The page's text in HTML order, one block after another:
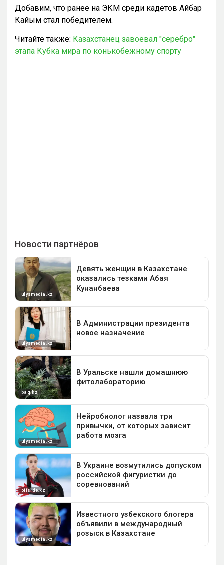
Добавим, что ранее на ЭКМ среди кадетов Айбар
Кайым стал победителем.
Читайте также: Казахстанец завоевал "серебро"
этапа Кубка мира по конькобежному спорту